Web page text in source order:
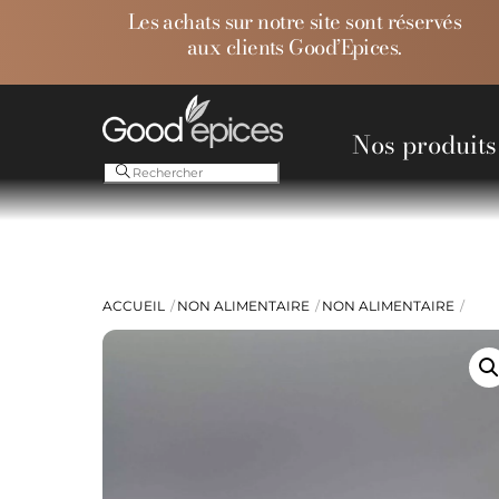
Les achats sur notre site sont réservés
aux clients Good’Epices.
Nos produits
ACCUEIL NON ALIMENTAIRE NON ALIMENTAIRE